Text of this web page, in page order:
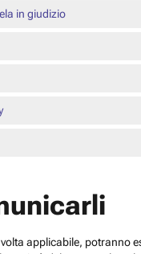
in giudizio
applicabile, potranno